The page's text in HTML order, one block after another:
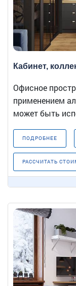
Кабинет,
Офисное
применением
может быть
ПОДРОБНЕЕ
РАССЧИТАТЬ